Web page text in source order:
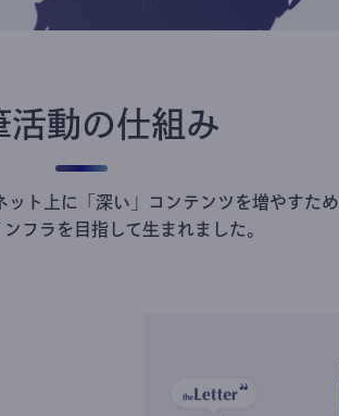
活動の仕組み
ト上に「深い」コンテンツを増やすため
フラを目指して生まれました。